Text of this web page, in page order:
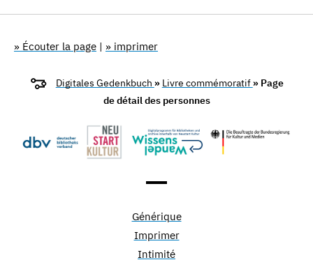
» Écouter la page | » imprimer
Digitales Gedenkbuch » Livre commémoratif » Page
de détail des personnes
Générique
Imprimer
Intimité